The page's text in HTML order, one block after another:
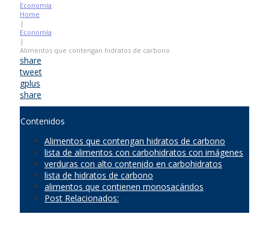
Economía
Home
|
Economía
|
Alimentos que contengan hidratos de carbono
share
tweet
gplus
share
Contenidos
Alimentos que contengan hidratos de carbono
lista de alimentos con carbohidratos con imágenes
verduras con alto contenido en carbohidratos
lista de hidratos de carbono
alimentos que contienen monosacáridos
Post Relacionados: